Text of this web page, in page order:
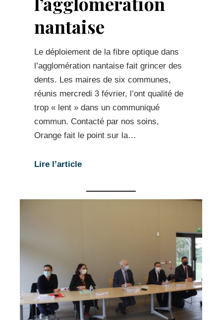
nantaise
Le déploiement de la fibre optique dans
l’agglomération nantaise fait grincer des
dents. Les maires de six communes,
réunis mercredi 3 février, l’ont qualité de
trop « lent » dans un communiqué
commun. Contacté par nos soins,
Orange fait le point sur la…
Lire l’article